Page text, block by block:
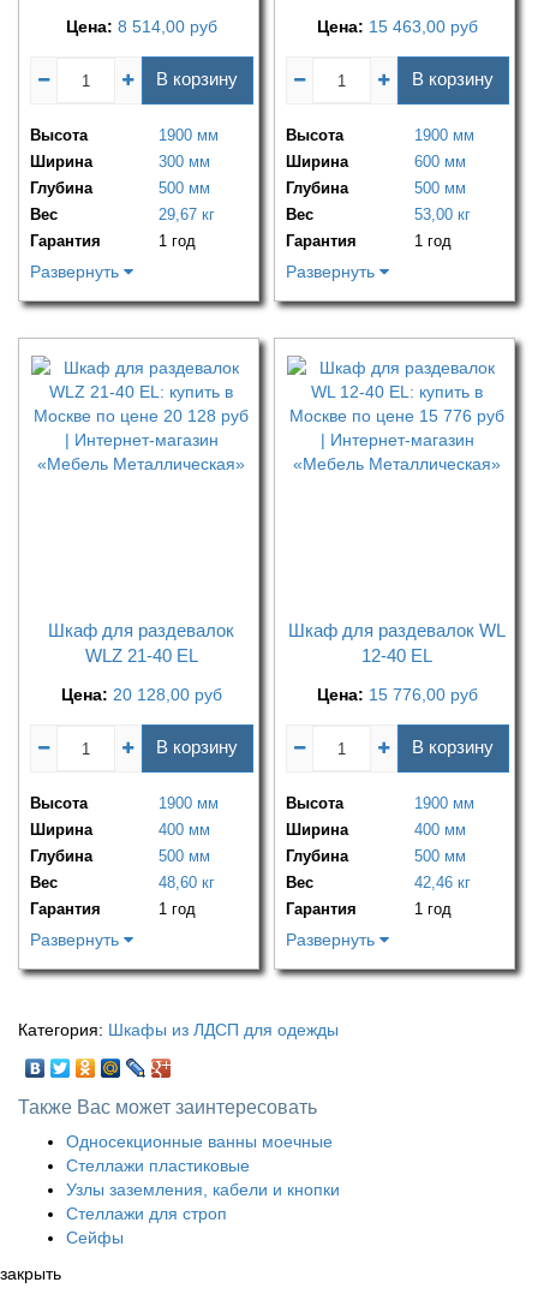
Цена: 8 514,00 руб
В корзину
Высота
1900 мм
Ширина
300 мм
Глубина
500 мм
Вес
29,67 кг
Гарантия
1 год
Развернуть
Цена: 15 463,00 руб
В корзину
Высота
1900 мм
Ширина
600 мм
Глубина
500 мм
Вес
53,00 кг
Гарантия
1 год
Развернуть
Шкаф для раздевалок
WLZ 21-40 EL
Цена: 20 128,00 руб
В корзину
Высота
1900 мм
Ширина
400 мм
Глубина
500 мм
Вес
48,60 кг
Гарантия
1 год
Развернуть
Шкаф для раздевалок WL
12-40 EL
Цена: 15 776,00 руб
В корзину
Высота
1900 мм
Ширина
400 мм
Глубина
500 мм
Вес
42,46 кг
Гарантия
1 год
Развернуть
Категория: Шкафы из ЛДСП для одежды
Также Вас может заинтересовать
Односекционные ванны моечные
Стеллажи пластиковые
Узлы заземления, кабели и кнопки
Стеллажи для строп
Сейфы
закрыть